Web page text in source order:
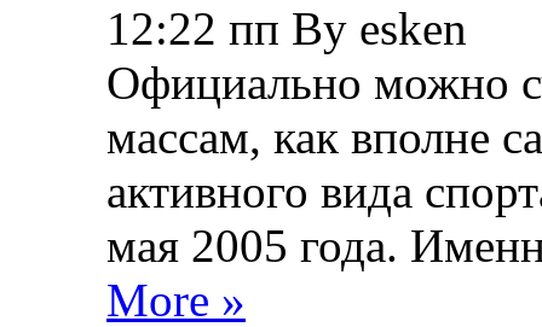
12:22 пп By esken
Официально можно
массам, как вполне
активного вида
мая 2005 года.
More »